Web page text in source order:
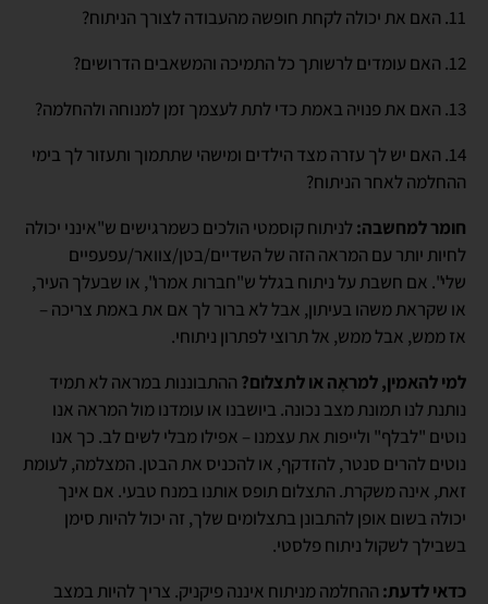
11. האם את יכולה לקחת חופשה מהעבודה לצורך הניתוח?
12. האם עומדים לרשותך כל התמיכה והמשאבים הדרושים?
13. האם את פנויה באמת כדי לתת לעצמך זמן למנוחה ולהחלמה?
14. האם יש לך עזרה מצד הילדים ומישהי שתתמוך ותעזור לך בימי
ההחלמה לאחר הניתוח?
חומר למחשבה: לניתוח קוסמטי הולכים כשמרגישים ש"אינני יכולה
לחיות יותר עם המראה הזה של השדיים/בטן/צוואר/עפעפיים
שלי". אם חשבת על ניתוח בגלל ש"חברות אמרו", או שבעלך העיר,
או שקראת משהו בעיתון, אבל לא ברור לך אם את באמת צריכה –
אז ממש, אבל ממש, אל תרוצי לפתרון ניתוחי.
למי להאמין, למראָה או לתצלום? ההתבוננות במראה לא תמיד
נותנת לנו תמונת מצב נכונה. ביושבנו או עומדנו מול המראה אנו
נוטים "לבלף" ולייפות את עצמנו – אפילו מבלי לשים לב. כך אנו
נוטים להרים סנטר, להזדקף, או להכניס את הבטן. המצלמה, לעומת
זאת, אינה משקרת. התצלום תופס אותנו במנח טבעי. אם אינך
יכולה בשום אופן להתבונן בתצלומים שלך, זה יכול להיות סימן
בשבילך לשקול ניתוח פלסטי.
כדאי לדעת: ההחלמה מניתוח איננה פיקניק. צריך להיות במצב